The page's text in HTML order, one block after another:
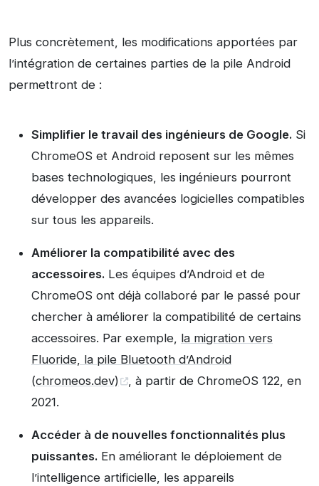
Plus concrètement, les modifications apportées par
l’intégration de certaines parties de la pile Android
permettront de :
Simplifier le travail des ingénieurs de Google. Si
ChromeOS et Android reposent sur les mêmes
bases technologiques, les ingénieurs pourront
développer des avancées logicielles compatibles
sur tous les appareils.
Améliorer la compatibilité avec des
accessoires. Les équipes d’Android et de
ChromeOS ont déjà collaboré par le passé pour
chercher à améliorer la compatibilité de certains
accessoires. Par exemple, la migration vers
Fluoride, la pile Bluetooth d’Android
(chromeos.dev)
, à partir de ChromeOS 122, en
2021.
Accéder à de nouvelles fonctionnalités plus
puissantes. En améliorant le déploiement de
l’intelligence artificielle, les appareils